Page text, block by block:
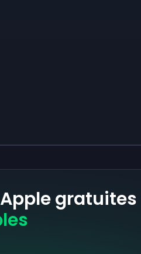
gratuites